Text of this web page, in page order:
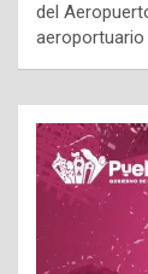
del
aeroportuario